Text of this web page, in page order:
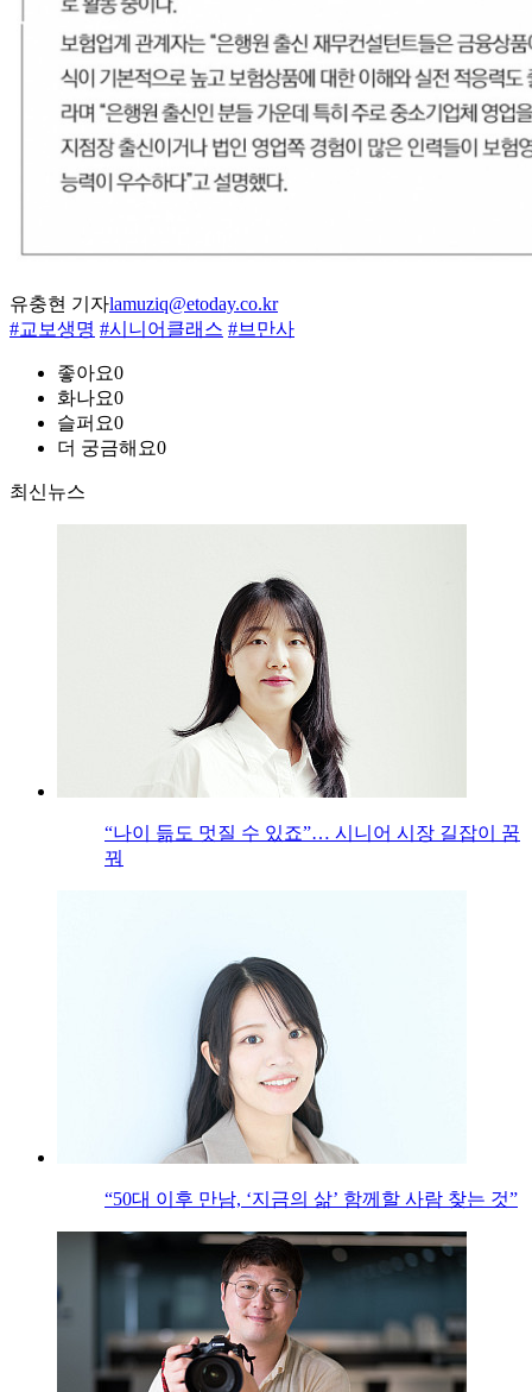
유충현 기자lamuziq@etoday.co.kr
#교보생명 #시니어클래스 #브만사
좋아요0
화나요0
슬퍼요0
더 궁금해요0
최신뉴스
“나이 듦도 멋질 수 있죠”… 시니어 시장 길잡이 꿈
꿔
“50대 이후 만남, ‘지금의 삶’ 함께할 사람 찾는 것”